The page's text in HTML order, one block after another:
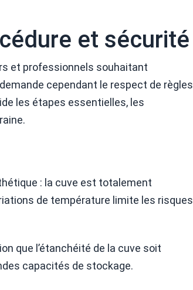
et sécurité
et professionnels souhaitant
cependant le respect de règles
les étapes essentielles, les
: la cuve est totalement
de température limite les risques
que l’étanchéité de la cuve soit
capacités de stockage.